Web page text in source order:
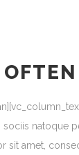
natoque
sit amet,